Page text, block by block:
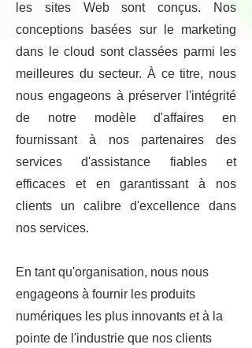
les sites Web sont conçus. Nos
conceptions basées sur le marketing
dans le cloud sont classées parmi les
meilleures du secteur. À ce titre, nous
nous engageons à préserver l'intégrité
de notre modèle d'affaires en
fournissant à nos partenaires des
services d'assistance fiables et
efficaces et en garantissant à nos
clients un calibre d'excellence dans
nos services.
En tant qu'organisation, nous nous
engageons à fournir les produits
numériques les plus innovants et à la
pointe de l'industrie que nos clients